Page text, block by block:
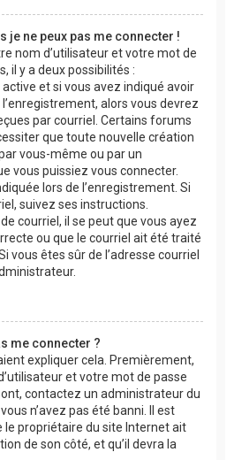
je ne peux pas me connecter !
nom d’utilisateur et votre mot de
il y a deux possibilités :
et si vous avez indiqué avoir
alors vous devrez
par courriel. Certains forums
que toute nouvelle création
vous-même ou par un
vous puissiez vous connecter.
lors de l’enregistrement. Si
suivez ses instructions.
courriel, il se peut que vous ayez
ou que le courriel ait été traité
vous êtes sûr de l’adresse courriel
me connecter ?
expliquer cela. Premièrement,
et votre mot de passe
contactez un administrateur du
n’avez pas été banni. Il est
le propriétaire du site Internet ait
de son côté, et qu’il devra la